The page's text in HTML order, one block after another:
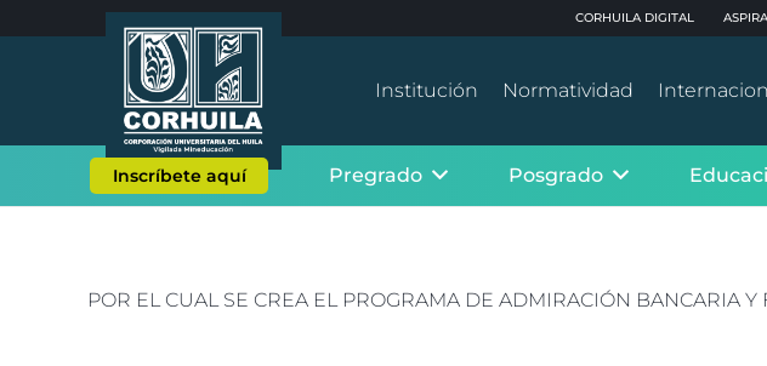
CORHUILA DIGITAL
Institución Normatividad
Inscríbete aquí Pregrado Posgrado
POR EL CUAL SE CREA EL PROGRAMA DE ADMIRACIÓN BANCARIA Y